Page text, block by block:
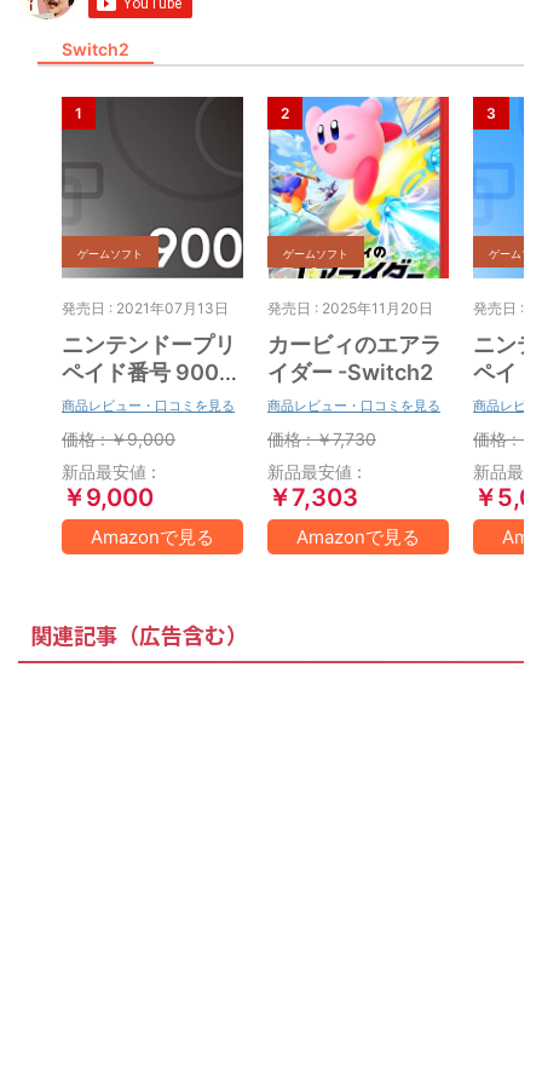
Switch2
ゲームソフト
発売日 : 2021年07月13日
ニンテンドープリ
ペイド番号 9000
円|オンラインコー
ド版
商品レビュー・口コミを見る
価格 : ￥9,000
新品最安値 :
￥9,000
Amazonで見る
ゲームソフト
発売日 : 2025年11月20日
カービィのエアラ
イダー -Switch2
商品レビュー・口コミを見る
価格 : ￥7,730
新品最安値 :
￥7,303
Amazonで見る
ゲームソ
発売日 :
ニン
ペイ
円|オ
ド版
商品レビ
価格 :
新品最
￥
関連記事（広告含む）